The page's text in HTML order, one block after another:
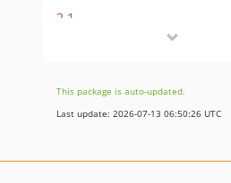
2.1
This package is auto-updated.
Last update: 2026-07-13 06:50:26 UTC